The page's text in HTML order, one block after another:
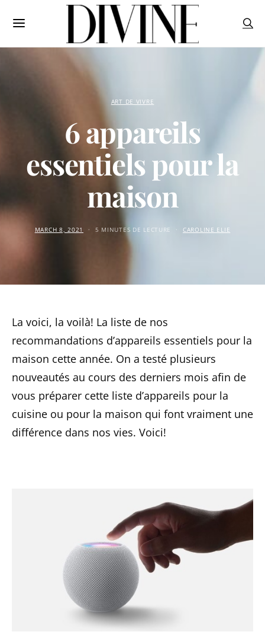
ART DE VIVRE
6 appareils
essentiels pour la
maison
MARCH 8, 2021 5 MINUTES DE LECTURE CAROLINE ELIE
La voici, la voilà! La liste de nos
recommandations d’appareils essentiels pour la
maison cette année. On a testé plusieurs
nouveautés au cours des derniers mois afin de
vous préparer cette liste d’appareils pour la
cuisine ou pour la maison qui font vraiment une
différence dans nos vies. Voici!